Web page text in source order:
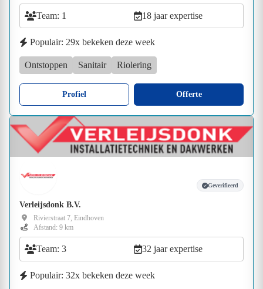
Team: 1 18 jaar expertise
Populair: 29x bekeken deze week
Ontstoppen Sanitair Riolering
Profiel Offerte
Geverifieerd
Verleijsdonk B.V.
Rivierstraat 7, Eindhoven
Afstand: 9 km
Team: 3 32 jaar expertise
Populair: 32x bekeken deze week